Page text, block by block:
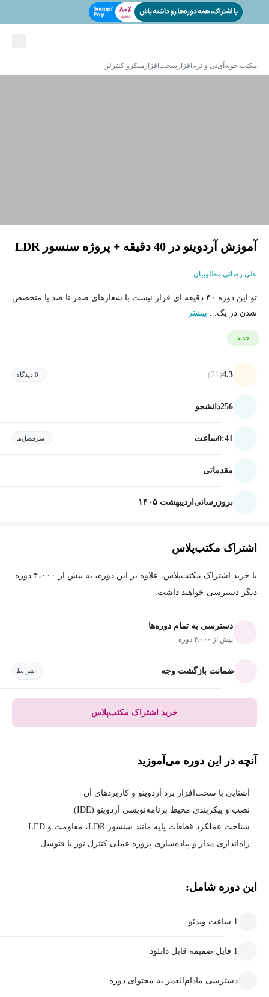
مکتب خونه آی‌تی و نرم‌افزار سخت‌افزار میکرو کنترلر
آموزش آردوینو در 40 دقیقه + پروژه سنسور LDR
علی رضائی مطلوبیان
تو این دوره ۴۰ دقیقه ای قرار نیست با شعارهای صفر تا صد یا متخصص
شدن در یک... بیشتر
جدید
4.3
(21) 8 دیدگاه
256دانشجو
0:41ساعت سرفصل‌ها
مقدماتی
بروزرسانی اردیبهشت ۱۴۰۵
اشتراک مکتب‌پلاس
با خرید اشتراک مکتب‌پلاس، علاوه بر این دوره، به بیش از ۴،۰۰۰ دوره
دیگر دسترسی خواهید داشت.
دسترسی به تمام دوره‌ها
بیش از ۴،۰۰۰ دوره
ضمانت بازگشت وجه شرایط
خرید اشتراک مکتب‌پلاس
آنچه در این دوره می‌آموزید
آشنایی با سخت‌افزار برد آردوینو و کاربردهای آن
نصب و پیکربندی محیط برنامه‌نویسی آردوینو (IDE)
شناخت عملکرد قطعات پایه مانند سنسور LDR، مقاومت و LED
راه‌اندازی مدار و پیاده‌سازی پروژه عملی کنترل نور با فتوسل
این دوره شامل:
1 ساعت ویدئو
1 فایل ضمیمه قابل دانلود
دسترسی مادام‌العمر به محتوای دوره